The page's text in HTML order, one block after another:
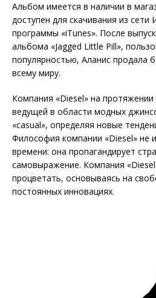
Альбом имеется в наличии в
доступен для скачивания из
программы «iTunes». После
альбома «Jagged Little Pill»,
популярностью, Аланис продала
всему миру.
Компания «Diesel» на протяжении
ведущей в области модных
«casual», определяя новые
Философия компании «Diesel» не
времени: она пропагандирует
самовыражение. Компания
процветать, основываясь на
постоянных инновациях.